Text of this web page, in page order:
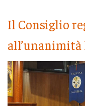
Il Consiglio
all’unanimità